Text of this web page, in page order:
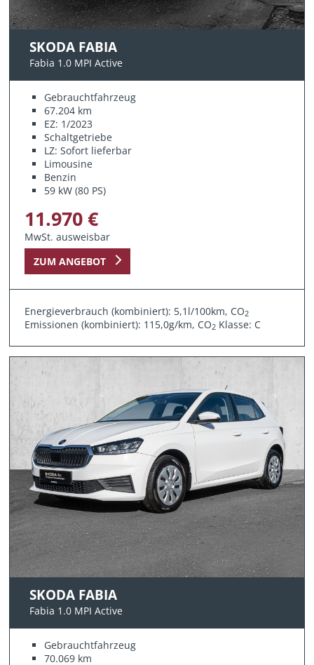
SKODA FABIA
Fabia 1.0 MPI Active
Gebrauchtfahrzeug
67.204 km
EZ: 1/2023
Schaltgetriebe
LZ: Sofort lieferbar
Limousine
Benzin
59 kW (80 PS)
11.970 €
MwSt. ausweisbar
ZUM ANGEBOT
Energieverbrauch (kombiniert): 5,1l/100km, CO2
Emissionen (kombiniert): 115,0g/km, CO2 Klasse: C
SKODA FABIA
Fabia 1.0 MPI Active
Gebrauchtfahrzeug
70.069 km